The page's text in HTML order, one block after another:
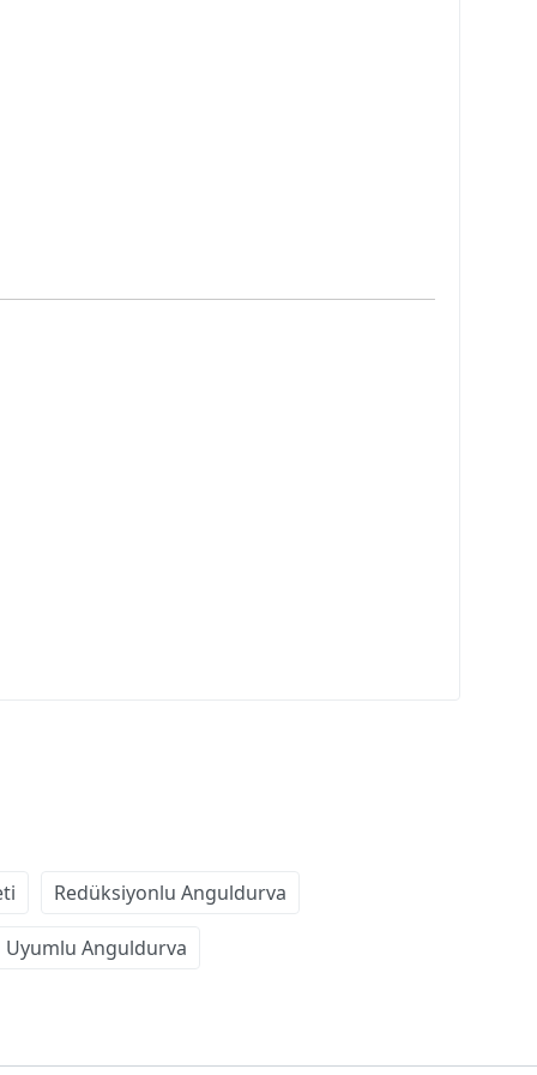
Redüksiyonlu Anguldurva
Anguldurva